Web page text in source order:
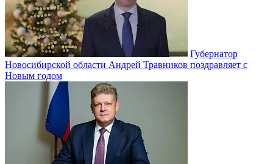
Губернатор
Новосибирской области Андрей Травников поздравляет с
Новым годом